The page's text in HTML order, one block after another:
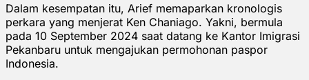
Dalam kesempatan itu, Arief memaparkan kronologis
perkara yang menjerat Ken Chaniago. Yakni, bermula
pada 10 September 2024 saat datang ke Kantor Imigrasi
Pekanbaru untuk mengajukan permohonan paspor
Indonesia.